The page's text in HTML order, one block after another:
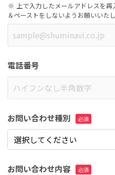
上で入力したメールアドレスを
＆ペーストをしないようお願いいたし
電話番号
お問い合わせ種別
お問い合わせ内容